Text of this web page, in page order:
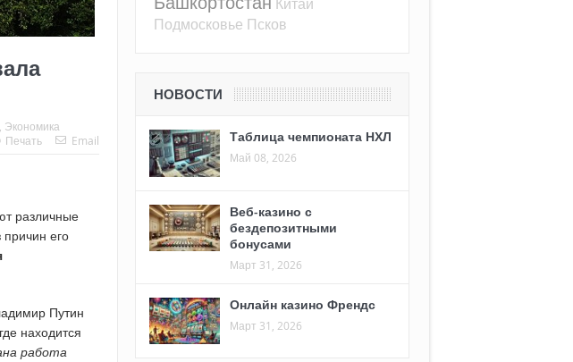
Экономика
Печать
Email
различные
его
Путин
находится
работа
Подмосковье Псков
НОВОСТИ
Таблица чемпионата НХЛ
Май 08, 2026
Веб-казино с
бездепозитными
бонусами
Март 31, 2026
Онлайн казино Френдс
Март 31, 2026